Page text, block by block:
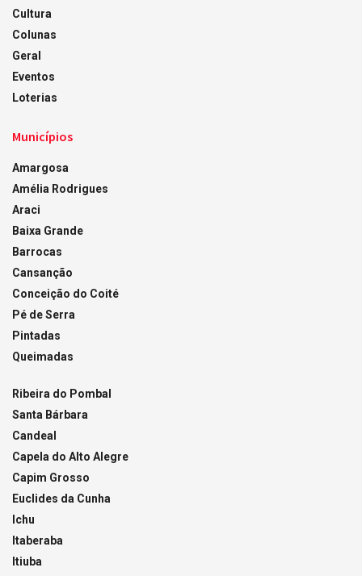
Cultura
Colunas
Geral
Eventos
Loterias
Municípios
Amargosa
Amélia Rodrigues
Araci
Baixa Grande
Barrocas
Cansanção
Conceição do Coité
Pé de Serra
Pintadas
Queimadas
Ribeira do Pombal
Santa Bárbara
Candeal
Capela do Alto Alegre
Capim Grosso
Euclides da Cunha
Ichu
Itaberaba
Itiuba